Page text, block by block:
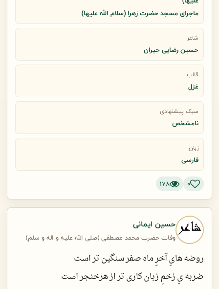
کجایی تاببینی بین کوچه
عدویت پنجه بر رویم کشیده
به بازو و به پهلویم نظر کن
ببین از میخ در خونم چکیده
پدر شد محسنم نشکفته پرپر
که با ضرب لگد شد غنچه چیده
ماجرای مسجد حضرت زهرا (سلام الله علیها)
شاعر
حسین رضایی حیران
قالب
غزل
سبک پیشنهادی
نامشخص
زبان
فارسی
0
178
حسین ایمانی
وفات حضرت محمد مصطفی (صلی الله علیه و اله و سلم)
روضه هایِ آخرِ ماه صفر سنگین تر است
ضربه یِ زخمِ زبان کاری تر از هرخنجر است